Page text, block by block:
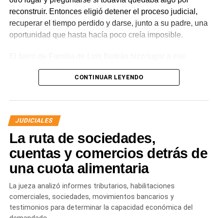
reconstruir. Entonces eligió detener el proceso judicial,
recuperar el tiempo perdido y darse, junto a su padre, una
oportunidad que hasta hacía poco creía imposible.
pedido, declaró concluido el proceso por desistimiento y
ordenó el archivo de las actuaciones. La jueza consideró
la legislación para poner fin al expediente.
El joven había promovido la acción para solicitar la
supresión de su apellido paterno. Durante la etapa inicial
del trámite se incorporó la documentación presentada, se
ordenó la publicación de edictos y se dispusieron
distintas medidas previas. En esa etapa la demanda
todavía no había sido notificada al progenitor.
Al comunicar su decisión de desistir, explicó que el
proceso terapéutico le permitió replantear el conflicto
CONTINUAR LEYENDO
JUDICIALES
La ruta de sociedades,
cuentas y comercios detrás de
una cuota alimentaria
La jueza analizó informes tributarios, habilitaciones
comerciales, sociedades, movimientos bancarios y
testimonios para determinar la capacidad económica del